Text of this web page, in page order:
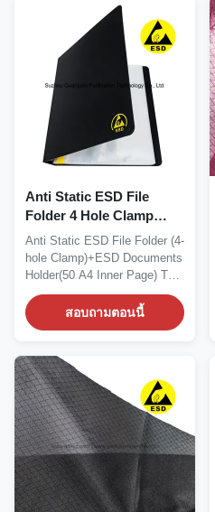
Anti Static ESD File
Folder 4 Hole Clamp
ESD Documents Holder
50 A4 หน้าใน
Anti Static ESD File Folder (4-
hole Clamp)+ESD Documents
Holder(50 A4 Inner Page) The
combination...
สอบถามตอนนี้